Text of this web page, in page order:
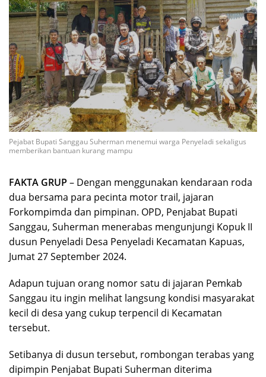
Pejabat Bupati Sanggau Suherman menemui warga Penyeladi sekaligus
memberikan bantuan kurang mampu
FAKTA GRUP – Dengan menggunakan kendaraan roda
dua bersama para pecinta motor trail, jajaran
Forkompimda dan pimpinan. OPD, Penjabat Bupati
Sanggau, Suherman menerabas mengunjungi Kopuk II
dusun Penyeladi Desa Penyeladi Kecamatan Kapuas,
Jumat 27 September 2024.
Adapun tujuan orang nomor satu di jajaran Pemkab
Sanggau itu ingin melihat langsung kondisi masyarakat
kecil di desa yang cukup terpencil di Kecamatan
tersebut.
Setibanya di dusun tersebut, rombongan terabas yang
dipimpin Penjabat Bupati Suherman diterima